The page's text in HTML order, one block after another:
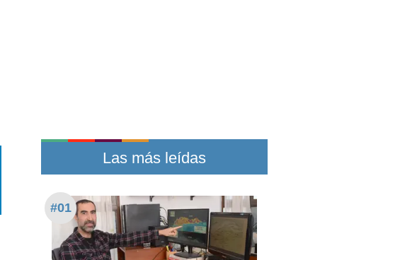
Las más leídas
#01